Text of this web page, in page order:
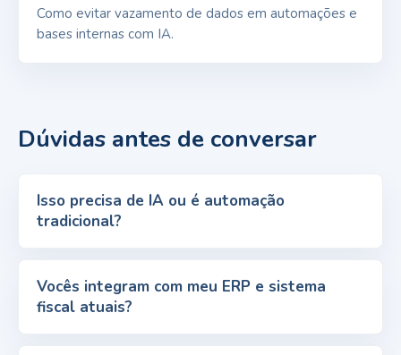
Como evitar vazamento de dados em automações e
bases internas com IA.
Dúvidas antes de conversar
Isso precisa de IA ou é automação
tradicional?
Vocês integram com meu ERP e sistema
fiscal atuais?